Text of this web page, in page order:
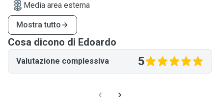
Media area esterna
Mostra tutto
Cosa dicono di Edoardo
Valutazione complessiva 5